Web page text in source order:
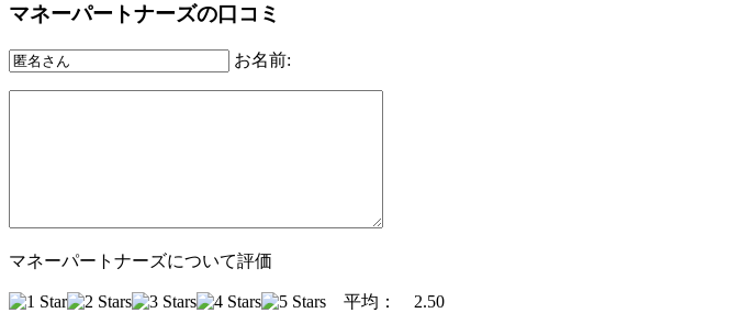
マネーパートナーズの口コミ
お名前:
マネーパートナーズについて評価
平均： 2.50